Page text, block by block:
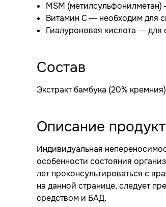
MSM (метилсульфонилметан)
Витамин C — необходим для
Гиалуроновая кислота —
Состав
Экстракт бамбука (20%
Описание
Индивидуальная
особенности состояния
лет проконсультироваться с
на данной странице, следует
средством и БАД.